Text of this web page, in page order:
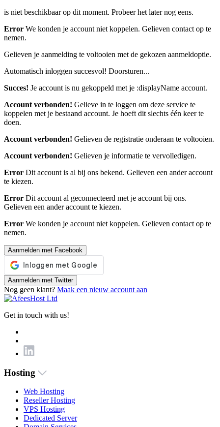
is niet beschikbaar op dit moment. Probeer het later nog eens.
Error We konden je account niet koppelen. Gelieven contact op te
nemen.
Gelieven je aanmelding te voltooien met de gekozen aanmeldoptie.
Automatisch inloggen succesvol! Doorsturen...
Succes! Je account is nu gekoppeld met je :displayName account.
Account verbonden! Gelieve in te loggen om deze service te
koppelen met je bestaand account. Je hoeft dit slechts één keer te
doen.
Account verbonden! Gelieven de registratie onderaan te voltooien.
Account verbonden! Gelieven je informatie te vervolledigen.
Error Dit account is al bij ons bekend. Gelieven een ander account
te kiezen.
Error Dit account al geconnecteerd met je account bij ons.
Gelieven een ander account te kiezen.
Error We konden je account niet koppelen. Gelieven contact op te
nemen.
Aanmelden met Facebook
Aanmelden met Twitter
Nog geen klant? Maak een nieuw account aan
Get in touch with us!
Hosting
Web Hosting
Reseller Hosting
VPS Hosting
Dedicated Server